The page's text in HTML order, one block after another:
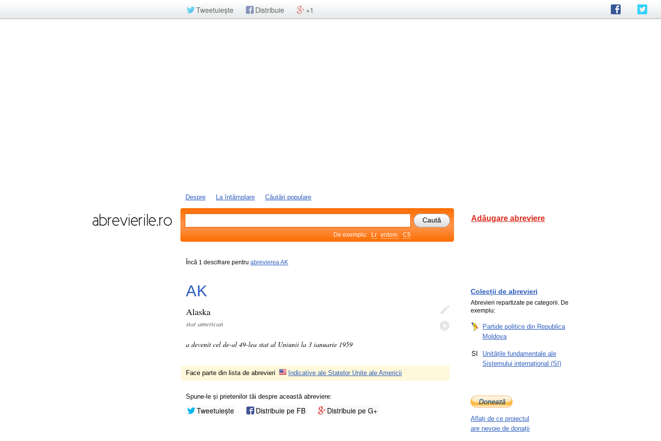
Tweetuiește Distribuie +1
Despre La întâmplare Căutări populare
De exemplu: Lr entom. C5
Adăugare abreviere
Încă 1 descifrare pentru abrevierea AK
AK
Alaska
stat american
a devenit cel de-al 49-lea stat al Uniunii la 3 ianuarie 1959
Face parte din lista de abrevieri Indicative ale Statelor Unite ale Americii
Spune-le și prietenilor tăi despre această abreviere:
Tweetuiește Distribuie pe FB Distribuie pe G+
Colecții de abrevieri
Abrevieri repartizate pe categorii. De
exemplu:
Partide politice din Republica
Moldova
Unitățile fundamentale ale
Sistemului internațional (SI)
Aflați de ce proiectul
are nevoie de donații